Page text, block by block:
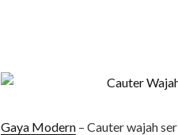
Gaya Modern – Cauter wajah